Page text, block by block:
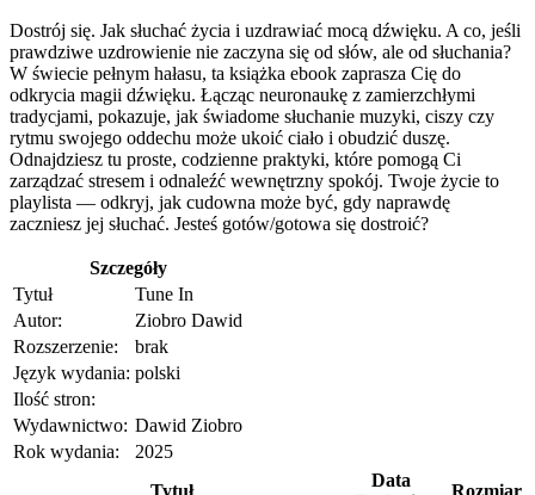
Dostrój się. Jak słuchać życia i uzdrawiać mocą dźwięku. A co, jeśli
prawdziwe uzdrowienie nie zaczyna się od słów, ale od słuchania?
W świecie pełnym hałasu, ta książka ebook zaprasza Cię do
odkrycia magii dźwięku. Łącząc neuronaukę z zamierzchłymi
tradycjami, pokazuje, jak świadome słuchanie muzyki, ciszy czy
rytmu swojego oddechu może ukoić ciało i obudzić duszę.
Odnajdziesz tu proste, codzienne praktyki, które pomogą Ci
zarządzać stresem i odnaleźć wewnętrzny spokój. Twoje życie to
playlista — odkryj, jak cudowna może być, gdy naprawdę
zaczniesz jej słuchać. Jesteś gotów/gotowa się dostroić?
Szczegóły
Tytuł
Tune In
Autor:
Ziobro Dawid
Rozszerzenie:
brak
Język wydania: polski
Ilość stron:
Wydawnictwo: Dawid Ziobro
Rok wydania:
2025
Data